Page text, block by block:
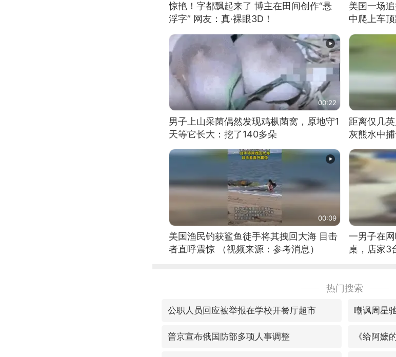
惊艳！字都飘起来了 博主在田间创作“悬
浮字” 网友：真·裸眼3D！
美国一场
中爬上车顶
00:22
男子上山采菌偶然发现鸡枞菌窝，原地守1
天等它长大：挖了140多朵
距离仅几
灰熊水中
00:09
美国渔民钓获鲨鱼徒手将其拽回大海 目击
者直呼震惊 （视频来源：参考消息）
一男子在
桌，店家3
热门搜索
公职人员回应被举报在学校开餐厅超市 嘲讽周星
普京宣布俄国防部多项人事调整 《给阿嬷